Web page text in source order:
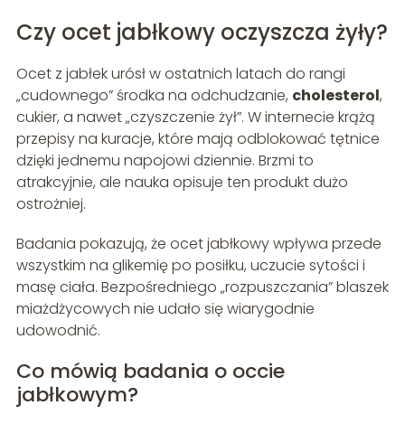
Czy ocet jabłkowy oczyszcza żyły?
Ocet z jabłek urósł w ostatnich latach do rangi
„cudownego” środka na odchudzanie, cholesterol,
cukier, a nawet „czyszczenie żył”. W internecie krążą
przepisy na kuracje, które mają odblokować tętnice
dzięki jednemu napojowi dziennie. Brzmi to
atrakcyjnie, ale nauka opisuje ten produkt dużo
ostrożniej.
Badania pokazują, że ocet jabłkowy wpływa przede
wszystkim na glikemię po posiłku, uczucie sytości i
masę ciała. Bezpośredniego „rozpuszczania” blaszek
miażdżycowych nie udało się wiarygodnie
udowodnić.
Co mówią badania o occie
jabłkowym?